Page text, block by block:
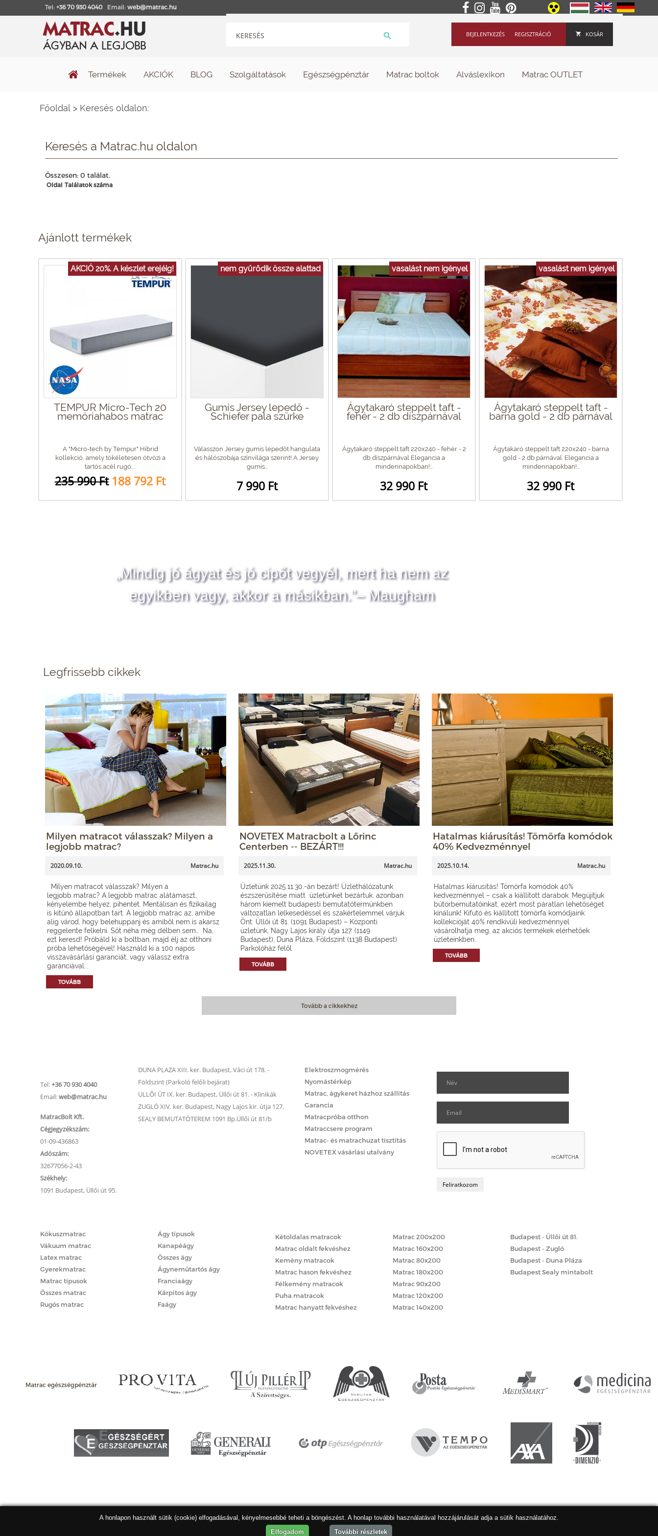
Tel: +36 70 930 4040 Email: web@matrac.hu
KOSÁR
REGISZTRÁCIÓ
BEJELENTKEZÉS
Termékek AKCIÓK BLOG Szolgáltatások Egészségpénztár Matrac boltok Alváslexikon Matrac OUTLET
Főoldal > Keresés oldalon:
Keresés a Matrac.hu oldalon
Összesen: 0 találat.
Oldal Találatok száma
Ajánlott termékek
AKCIÓ 20%. A készlet erejéig!
TEMPUR Micro-Tech 20
memóriahabos matrac
A "Micro-tech by Tempur" Hibrid
kollekció, amely tökéletesen ötvözi a
tartós acél rugó,...
235 990 Ft 188 792 Ft
nem gyűrődik össze alattad
Gumis Jersey lepedő -
Schiefer pala szürke
Válasszon Jersey gumis lepedőt hangulata
és hálószobája színvilága szerint! A Jersey
gumis...
7 990 Ft
vasalást nem igényel
Ágytakaró steppelt taft -
fehér - 2 db díszpárnával
Ágytakaró steppelt taft 220x240 - fehér - 2
db díszpárnával Elegancia a
mindennapokban!...
32 990 Ft
vasalást nem igényel
Ágytakaró steppelt taft -
barna gold - 2 db párnával
Ágytakaró steppelt taft 220x240 - barna
gold - 2 db párnával. Elegancia a
mindennapokban!...
32 990 Ft
„Mindig jó ágyat és jó cipőt vegyél, mert ha nem az
egyikben vagy, akkor a másikban.”– Maugham
Legfrissebb cikkek
Milyen matracot válasszak? Milyen a
legjobb matrac?
2020.09.10. Matrac.hu
Milyen matracot válasszak? Milyen a
legjobb matrac? A legjobb matrac alátámaszt,
kényelembe helyez, pihentet. Mentálisan és fizikailag
is kitűnő állapotban tart. A legjobb matrac az, amibe
alig várod, hogy belehuppanj és amiből nem is akarsz
reggelente felkelni. Sőt néha még délben sem… Na,
ezt keresd! Próbáld ki a boltban, majd élj az otthoni
próba lehetőségével! Használd ki a 100 napos
visszavásárlási garanciát, vagy válassz extra
garanciával...
TOVÁBB
NOVETEX Matracbolt a Lőrinc
Centerben -- BEZÁRT!!!
2025.11.30. Matrac.hu
Üzletünk 2025.11.30.-án bezárt! Üzlethálózatunk
észszerűsítése miatt üzletünket bezártuk, azonban
három kiemelt budapesti bemutatótermünkben
változatlan lelkesedéssel és szakértelemmel várjuk
Önt: Üllői út 81. (1091 Budapest) – Központi
üzletünk, Nagy Lajos király útja 127. (1149
Budapest), Duna Pláza, Földszint (1138 Budapest)
Parkolóház felől
TOVÁBB
Hatalmas kiárusítás! Tömörfa komódok
40% Kedvezménnyel
2025.10.14. Matrac.hu
Hatalmas kiárusítás! Tömörfa komódok 40%
kedvezménnyel – csak a kiállított darabok. Megújítjuk
bútorbemutatóinkat, ezért most páratlan lehetőséget
kínálunk! Kifutó és kiállított tömörfa komódjaink
kollekcióját 40% rendkívüli kedvezménnyel
vásárolhatja meg, az akciós termékek elérhetőek
üzleteinkben.
TOVÁBB
Tovább a cikkekhez
Tel:+36 70 930 4040
Email:web@matrac.hu
MatracBolt Kft.
Cégjegyzékszám:
01-09-436863
Adószám:
32677056-2-43
Székhely:
1091 Budapest, Üllői út 95.
DUNA PLAZA XIII. ker. Budapest, Váci út 178. -
Földszint (Parkoló felőli bejárat)
ÜLLŐI ÚT IX. ker. Budapest, Üllői út 81. - Klinikák
ZUGLÓ XIV. ker. Budapest, Nagy Lajos kir. útja 127.
SEALY BEMUTATÓTEREM 1091 Bp.Üllői út 81/b
Elektroszmogmérés
Nyomástérkép
Matrac, ágykeret házhoz szállítás
Garancia
Matracpróba otthon
Matraccsere program
Matrac- és matrachuzat tisztítás
NOVETEX vásárlási utalvány
Kókuszmatrac
Vákuum matrac
Latex matrac
Gyerekmatrac
Matrac típusok
Összes matrac
Rugós matrac
Ágy típusok
Kanapéágy
Összes ágy
Ágyneműtartós ágy
Franciaágy
Kárpitos ágy
Faágy
Kétoldalas matracok
Matrac oldalt fekvéshez
Kemény matracok
Matrac hason fekvéshez
Félkemény matracok
Puha matracok
Matrac hanyatt fekvéshez
Matrac 200x200
Matrac 160x200
Matrac 80x200
Matrac 180x200
Matrac 90x200
Matrac 120x200
Matrac 140x200
Budapest - Üllői út 81.
Budapest - Zugló
Budapest - Duna Pláza
Budapest Sealy mintabolt
Matrac egészségpénztár
A honlapon használt sütik (cookie) elfogadásával, kényelmesebbé teheti a böngészést. A honlap további használatával hozzájárulását adja a sütik használatához.
Elfogadom
További részletek